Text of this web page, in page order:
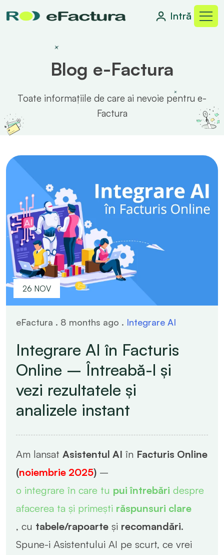
Intră
Blog e-Factura
Toate informațiile de care ai nevoie pentru e-
Factura
26 NOV
eFactura . 8 months ago . Integrare AI
Integrare AI în Facturis
Online – Întreabă-l și
vezi rezultatele și
analizele instant
Am lansat Asistentul AI în Facturis Online
(noiembrie 2025) –
o integrare în care tu pui întrebări despre
afacerea ta și primești răspunsuri clare
, cu tabele/rapoarte și recomandări.
Spune-i Asistentului AI pe scurt, ce vrei